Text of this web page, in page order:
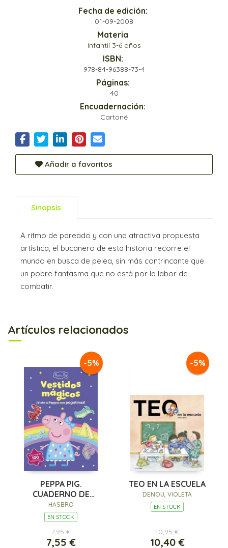
Fecha de edición:
01-09-2008
Materia
Infantil 3-6 años
ISBN:
978-84-96388-73-4
Páginas:
40
Encuadernación:
Cartoné
Añadir a favoritos
Sinopsis
A ritmo de pareado y con una atractiva propuesta
artística, el bucanero de esta historia recorre el
mundo en busca de pelea, sin más contrincante que
un pobre fantasma que no está por la labor de
combatir.
Artículos relacionados
-5%
PEPPA PIG.
CUADERNO DE
ACTIVIDADES - LOS
VESTIDOS
HASBRO
EN STOCK
7,95 €
7,55 €
-5%
TEO EN LA ESCUELA
DENOU, VIOLETA
EN STOCK
10,95 €
10,40 €